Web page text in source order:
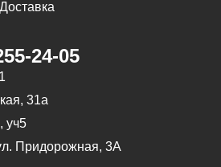
Доставка
24-05
31а
уч5
Придорожная, 3А